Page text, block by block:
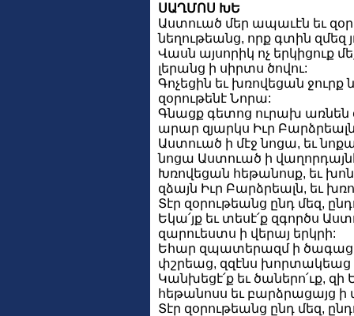
ՍԱՂՄՈՍ ԽԵ
Աստուած մեր ապաւէն եւ
նեղութեանց, որք գտին զմեզ
Վասն այսորիկ ոչ երկիցուք
լերանց ի սիրտս ծովու:
Գոչեցին եւ խռովեցան ջուրք
զօրութենէ Նորա:
Գնացք գետոց ուրախ առնեն
արար զյարկս Իւր
Աստուած ի մէջ նոցա, եւ
նոցա Աստուած ի
Խռովեցան հեթանոսք, եւ
զձայն Իւր Բարձրեալն, եւ
Տէր զօրութեանց ընդ մեզ,
Եկա՛յք եւ տեսէ՛ք զգործս
զարուեստս ի վերայ երկրի:
Եհար զպատերազմ ի ծագաց
փշրեաց, զզէնս խորտակեաց
Կանխեցէ՛ք եւ ծաներո՛ւք,
հեթանոսս եւ բարձրացայց ի
Տէր զօրութեանց ընդ մեզ,